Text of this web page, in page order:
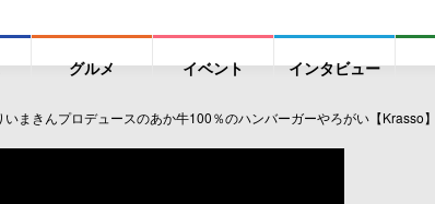
グルメ イベント インタビュー
まきんプロデュースのあか牛100％のハンバーガーやろがい【Krasso】